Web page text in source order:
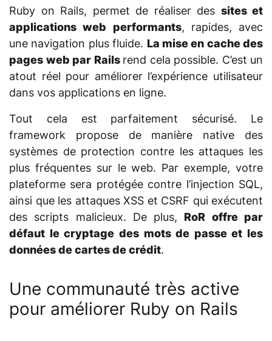
Ruby on Rails, permet de réaliser des sites et
applications web performants, rapides, avec
une navigation plus fluide. La mise en cache des
pages web par Rails rend cela possible. C’est un
atout réel pour améliorer l’expérience utilisateur
dans vos applications en ligne.
Tout cela est parfaitement sécurisé. Le
framework propose de manière native des
systèmes de protection contre les attaques les
plus fréquentes sur le web. Par exemple, votre
plateforme sera protégée contre l’injection SQL,
ainsi que les attaques XSS et CSRF qui exécutent
des scripts malicieux. De plus, RoR offre par
défaut le cryptage des mots de passe et les
données de cartes de crédit.
Une communauté très active
pour améliorer Ruby on Rails